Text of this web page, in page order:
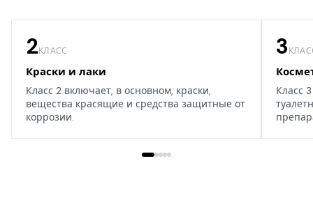
2КЛАСС
Краски и лаки
Класс 2 включает, в основном, краски,
вещества красящие и средства защитные от
коррозии.
3
Класс